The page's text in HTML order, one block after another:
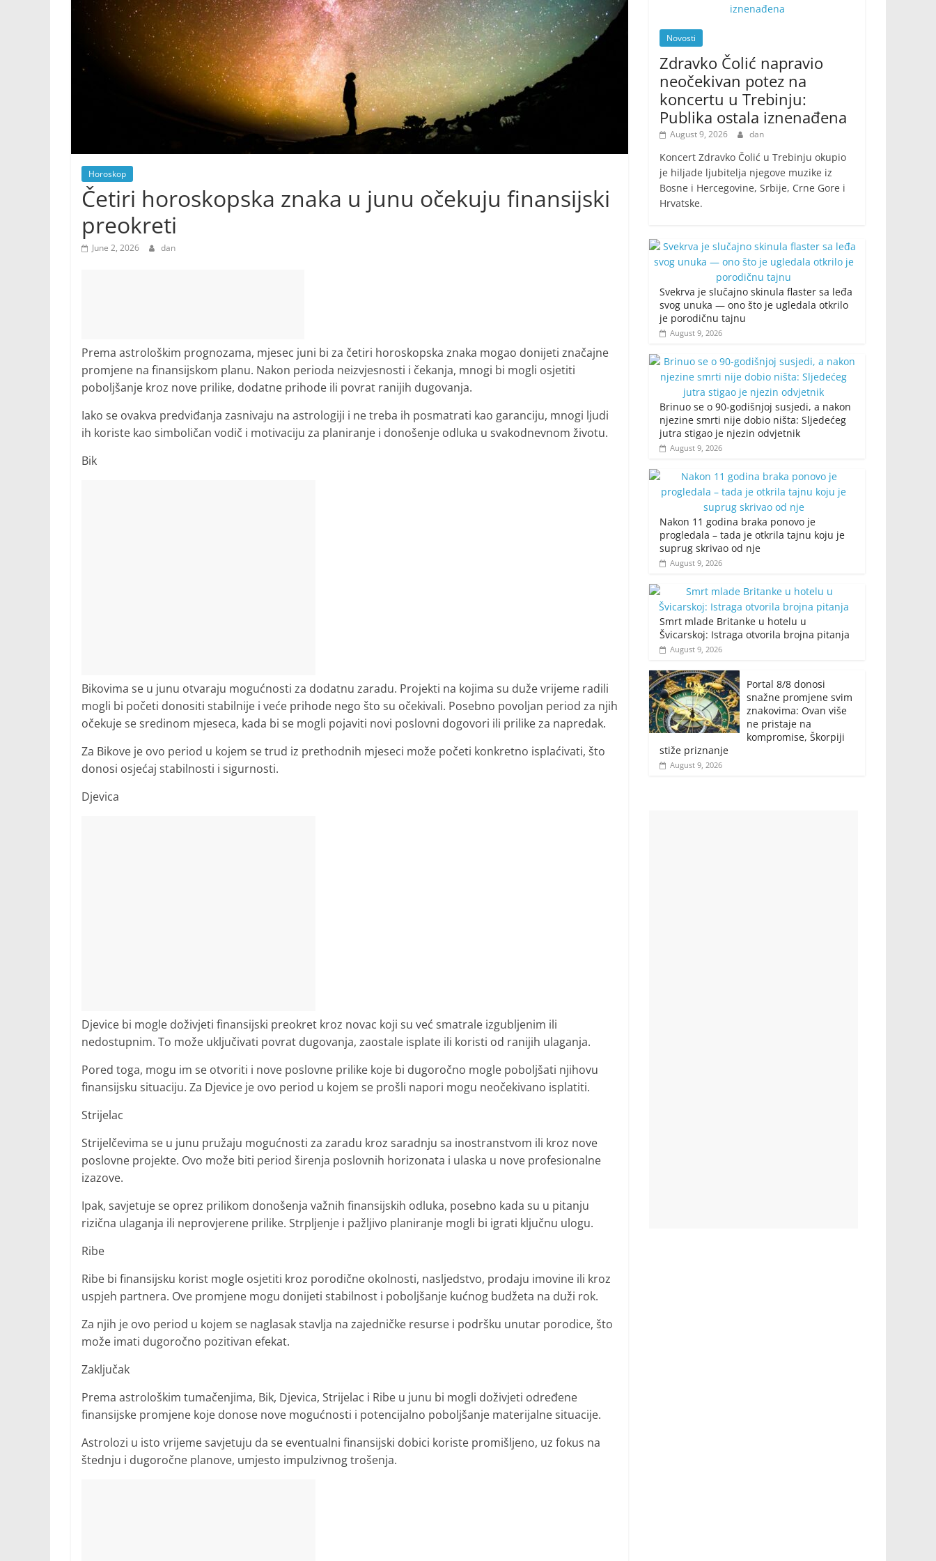
Horoskop
Četiri horoskopska znaka u junu očekuju finansijski
preokreti
June 2, 2026 dan
Prema astrološkim prognozama, mjesec juni bi za četiri horoskopska znaka mogao donijeti značajne
promjene na finansijskom planu. Nakon perioda neizvjesnosti i čekanja, mnogi bi mogli osjetiti
poboljšanje kroz nove prilike, dodatne prihode ili povrat ranijih dugovanja.
Iako se ovakva predviđanja zasnivaju na astrologiji i ne treba ih posmatrati kao garanciju, mnogi ljudi
ih koriste kao simboličan vodič i motivaciju za planiranje i donošenje odluka u svakodnevnom životu.
Bik
Bikovima se u junu otvaraju mogućnosti za dodatnu zaradu. Projekti na kojima su duže vrijeme radili
mogli bi početi donositi stabilnije i veće prihode nego što su očekivali. Posebno povoljan period za njih
očekuje se sredinom mjeseca, kada bi se mogli pojaviti novi poslovni dogovori ili prilike za napredak.
Za Bikove je ovo period u kojem se trud iz prethodnih mjeseci može početi konkretno isplaćivati, što
donosi osjećaj stabilnosti i sigurnosti.
Djevica
Djevice bi mogle doživjeti finansijski preokret kroz novac koji su već smatrale izgubljenim ili
nedostupnim. To može uključivati povrat dugovanja, zaostale isplate ili koristi od ranijih ulaganja.
Pored toga, mogu im se otvoriti i nove poslovne prilike koje bi dugoročno mogle poboljšati njihovu
finansijsku situaciju. Za Djevice je ovo period u kojem se prošli napori mogu neočekivano isplatiti.
Strijelac
Strijelčevima se u junu pružaju mogućnosti za zaradu kroz saradnju sa inostranstvom ili kroz nove
poslovne projekte. Ovo može biti period širenja poslovnih horizonata i ulaska u nove profesionalne
izazove.
Ipak, savjetuje se oprez prilikom donošenja važnih finansijskih odluka, posebno kada su u pitanju
rizična ulaganja ili neprovjerene prilike. Strpljenje i pažljivo planiranje mogli bi igrati ključnu ulogu.
Ribe
Ribe bi finansijsku korist mogle osjetiti kroz porodične okolnosti, nasljedstvo, prodaju imovine ili kroz
uspjeh partnera. Ove promjene mogu donijeti stabilnost i poboljšanje kućnog budžeta na duži rok.
Za njih je ovo period u kojem se naglasak stavlja na zajedničke resurse i podršku unutar porodice, što
može imati dugoročno pozitivan efekat.
Zaključak
Prema astrološkim tumačenjima, Bik, Djevica, Strijelac i Ribe u junu bi mogli doživjeti određene
finansijske promjene koje donose nove mogućnosti i potencijalno poboljšanje materijalne situacije.
Astrolozi u isto vrijeme savjetuju da se eventualni finansijski dobici koriste promišljeno, uz fokus na
štednju i dugoročne planove, umjesto impulzivnog trošenja.
Novosti
Zdravko Čolić napravio
neočekivan potez na
koncertu u Trebinju:
Publika ostala iznenađena
August 9, 2026 dan
Koncert Zdravko Čolić u Trebinju okupio
je hiljade ljubitelja njegove muzike iz
Bosne i Hercegovine, Srbije, Crne Gore i
Hrvatske.
Svekrva je slučajno skinula flaster sa leđa
svog unuka — ono što je ugledala otkrilo
je porodičnu tajnu
August 9, 2026
Brinuo se o 90-godišnjoj susjedi, a nakon
njezine smrti nije dobio ništa: Sljedećeg
jutra stigao je njezin odvjetnik
August 9, 2026
Nakon 11 godina braka ponovo je
progledala – tada je otkrila tajnu koju je
suprug skrivao od nje
August 9, 2026
Smrt mlade Britanke u hotelu u
Švicarskoj: Istraga otvorila brojna pitanja
August 9, 2026
Portal 8/8 donosi
snažne promjene svim
znakovima: Ovan više
ne pristaje na
kompromise, Škorpiji
stiže priznanje
August 9, 2026